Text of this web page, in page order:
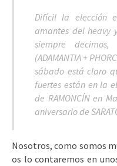
Difícil la elección
amantes del heavy
siempre
(ADAMANTIA +
sábado está claro
fuertes están en la
de RAMONCÍN en
aniversario de
Nosotros, como somos
os lo contaremos en